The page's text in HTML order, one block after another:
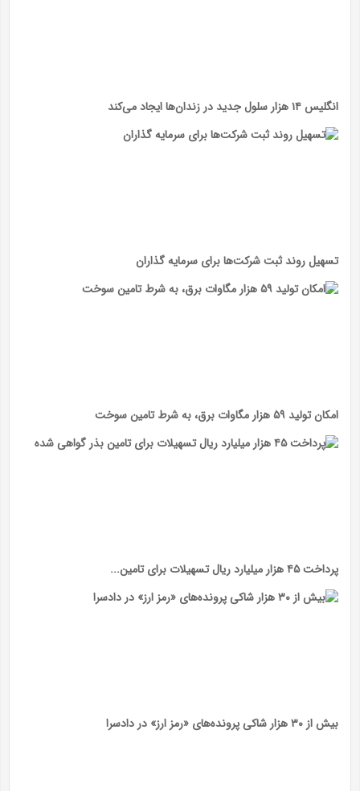
انگلیس ۱۴ هزار سلول جدید در زندان‌ها ایجاد می‌کند
تسهیل روند ثبت شرکت‌ها برای سرمایه گذاران
امکان تولید ۵۹ هزار مگاوات برق، به شرط تامین سوخت
پرداخت ۴۵ هزار میلیارد ریال تسهیلات برای تامین...
بیش از ۳۰ هزار شاکی پرونده‌های «رمز ارز» در دادسرا